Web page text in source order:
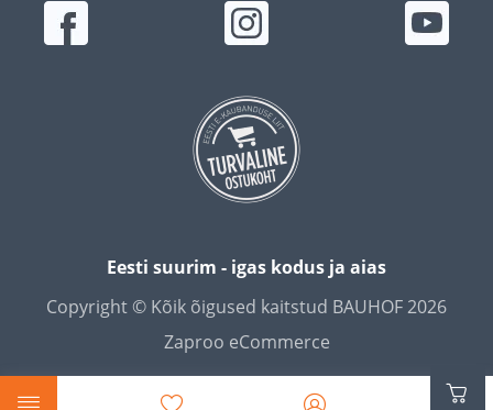
Eesti suurim - igas kodus ja aias
Copyright © Kõik õigused kaitstud BAUHOF 2026
Zaproo eCommerce